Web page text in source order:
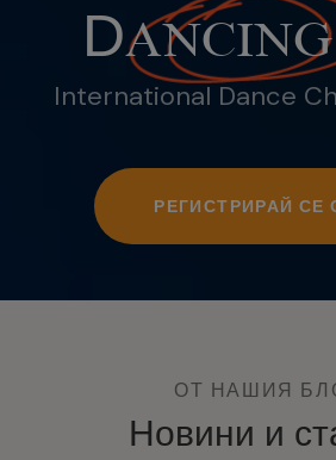
DANCING
International Dance
РЕГИСТРИРАЙ СЕ
ОТ НАШИЯ
Новини и